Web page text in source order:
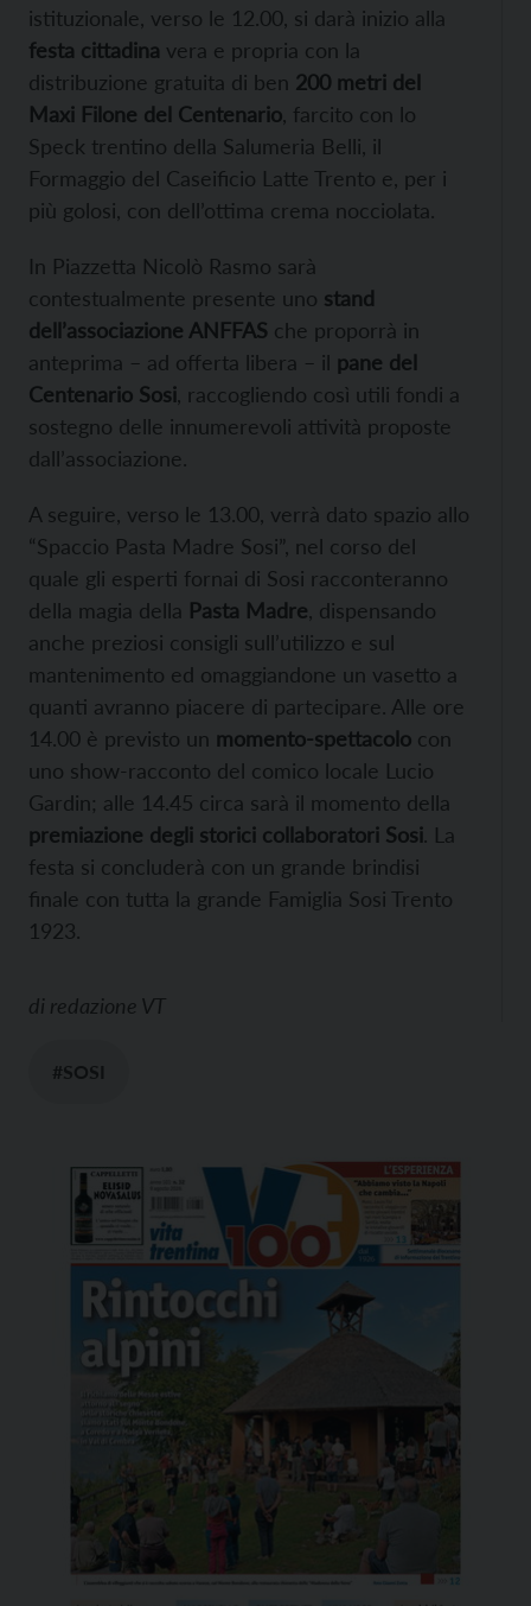
istituzionale, verso le 12.00, si darà inizio alla
festa cittadina vera e propria con la
distribuzione gratuita di ben 200 metri del
Maxi Filone del Centenario , farcito con lo
Speck trentino della Salumeria Belli, il
Formaggio del Caseificio Latte Trento e, per i
più golosi, con dell’ottima crema nocciolata.
In Piazzetta Nicolò Rasmo sarà
contestualmente presente uno stand
dell’associazione ANFFAS che proporrà in
anteprima – ad offerta libera – il pane del
Centenario Sosi , raccogliendo così utili fondi a
sostegno delle innumerevoli attività proposte
dall’associazione.
A seguire, verso le 13.00, verrà dato spazio allo
“Spaccio Pasta Madre Sosi”, nel corso del
quale gli esperti fornai di Sosi racconteranno
della magia della Pasta Madre , dispensando
anche preziosi consigli sull’utilizzo e sul
mantenimento ed omaggiandone un vasetto a
quanti avranno piacere di partecipare. Alle ore
14.00 è previsto un momento-spettacolo con
uno show-racconto del comico locale Lucio
Gardin; alle 14.45 circa sarà il momento della
premiazione degli storici collaboratori Sosi. La
festa si concluderà con un grande brindisi
finale con tutta la grande Famiglia Sosi Trento
1923.
di redazione VT
#SOSI